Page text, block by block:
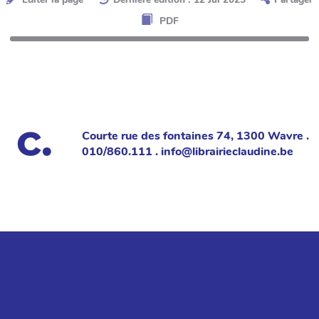
PDF
Courte rue des fontaines 74, 1300 Wavre .
010/860.111 . info@librairieclaudine.be